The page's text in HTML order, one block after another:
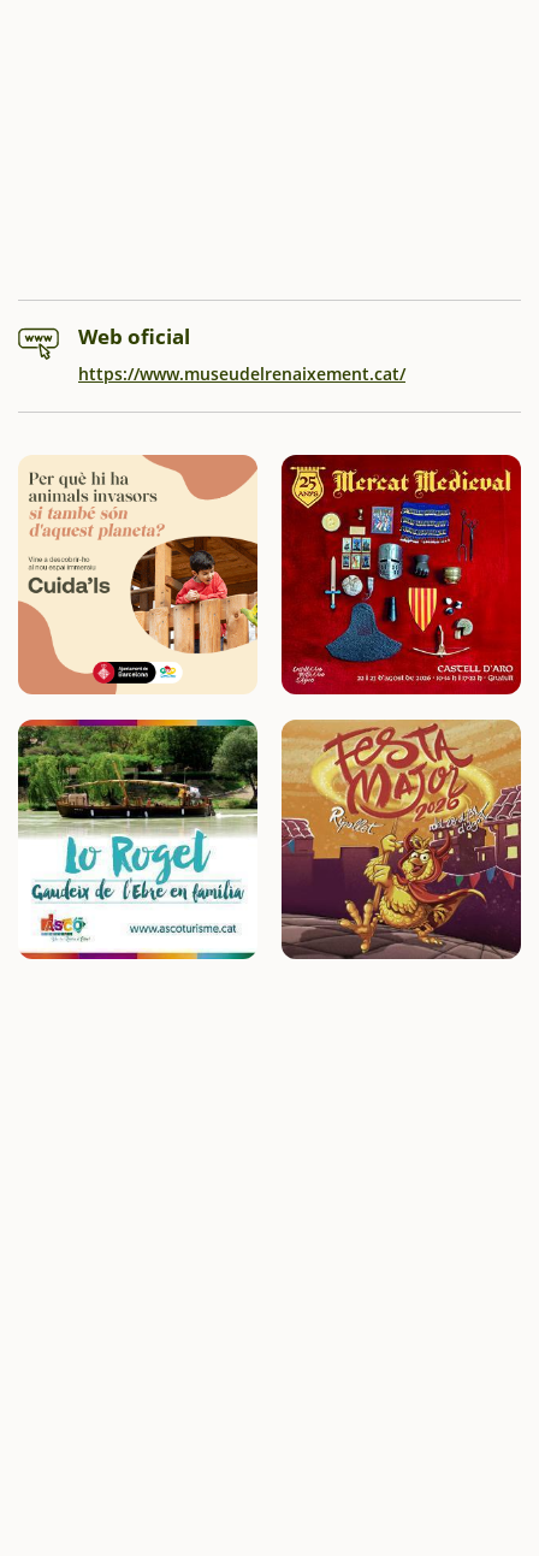
Web oficial
https://www.museudelrenaixement.cat/